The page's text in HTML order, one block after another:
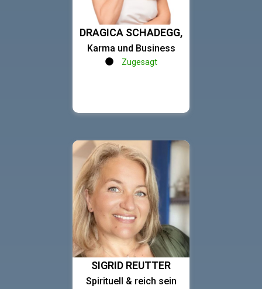
DRAGICA SCHADEGG,
Karma und Business
Zugesagt
SIGRID REUTTER
Spirituell & reich sein